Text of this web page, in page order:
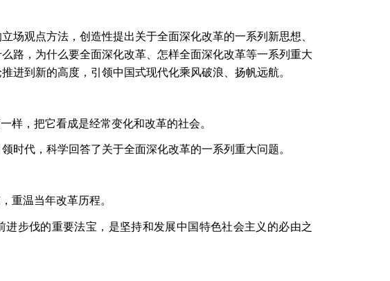
场观点方法，创造性提出关于全面深化改革的一系列新思想、
路，为什么要全面深化改革、怎样全面深化改革等一系列重大
进到新的高度，引领中国式现代化乘风破浪、扬帆远航。
样，把它看成是经常变化和改革的社会。
时代，科学回答了关于全面深化改革的一系列重大问题。
重温当年改革历程。
步伐的重要法宝，是坚持和发展中国特色社会主义的必由之